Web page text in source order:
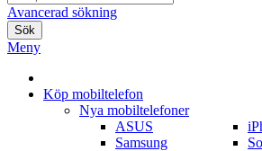
Avancerad sökning
Sök
Meny
Köp mobiltelefon
Nya mobiltelefoner
ASUS
Samsung